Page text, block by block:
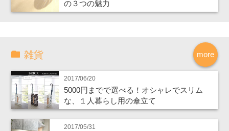
の３つの魅力
more
雑貨
2017/06/20
5000円までで選べる！オシャレでスリム
な、１人暮らし用の傘立て
2017/05/31